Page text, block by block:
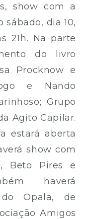
show com a
sábado, dia 10,
21h. Na parte
do livro
Procknow e
e Nando
Grupo
Agito Capilar.
estará aberta
show com
Beto Pires e
haverá
Opala, de
Amigos